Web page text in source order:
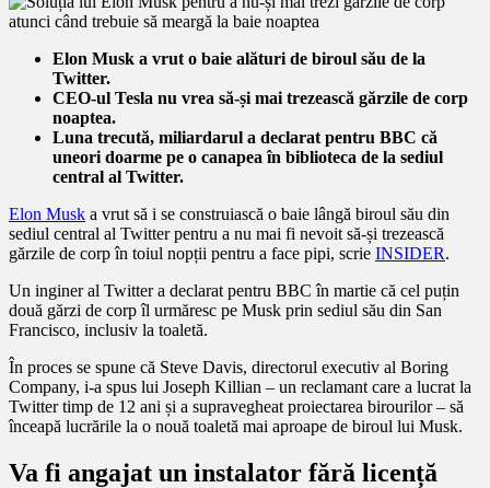
Elon Musk a vrut o baie alături de biroul său de la
Twitter.
CEO-ul Tesla nu vrea să-și mai trezească gărzile de corp
noaptea.
Luna trecută, miliardarul a declarat pentru BBC că
uneori doarme pe o canapea în biblioteca de la sediul
central al Twitter.
Elon Musk a vrut să i se construiască o baie lângă biroul său din
sediul central al Twitter pentru a nu mai fi nevoit să-și trezească
gărzile de corp în toiul nopții pentru a face pipi, scrie INSIDER.
Un inginer al Twitter a declarat pentru BBC în martie că cel puțin
două gărzi de corp îl urmăresc pe Musk prin sediul său din San
Francisco, inclusiv la toaletă.
În proces se spune că Steve Davis, directorul executiv al Boring
Company, i-a spus lui Joseph Killian – un reclamant care a lucrat la
Twitter timp de 12 ani și a supravegheat proiectarea birourilor – să
înceapă lucrările la o nouă toaletă mai aproape de biroul lui Musk.
Va fi angajat un instalator fără licență